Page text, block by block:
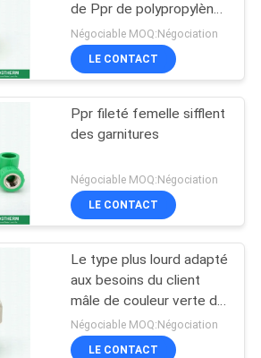
de Ppr de polypropylène
a fileté la taille des
syndicats 20-110
millimètres
Négociable MOQ:Négociation
LE CONTACT
Ppr fileté femelle sifflent
des garnitures
Négociable MOQ:Négociation
LE CONTACT
Le type plus lourd adapté
aux besoins du client
mâle de couleur verte de
garnitures de tuyau de
Ppr a fileté l'union
Négociable MOQ:Négociation
LE CONTACT